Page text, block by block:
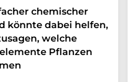
chemischer
könnte dabei helfen,
welche
Pflanzen